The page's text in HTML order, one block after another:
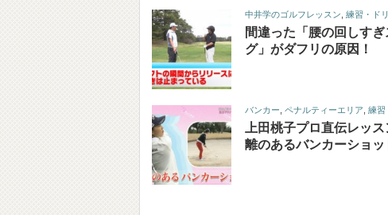
中井学のゴルフレッスン 練習・ド
間違った「腰の回しす
グ」がダフリの原因！
バンカー ペナルティーエリア 練習
上田桃子プロ直伝レッ
離のあるバンカーショッ